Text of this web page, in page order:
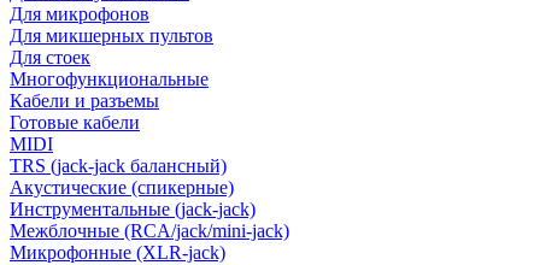
Для микрофонов
Для микшерных пультов
Для стоек
Многофункциональные
Кабели и разъемы
Готовые кабели
MIDI
TRS (jack-jack балансный)
Акустические (спикерные)
Инструментальные (jack-jack)
Межблочные (RCA/jack/mini-jack)
Микрофонные (XLR-jack)